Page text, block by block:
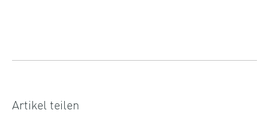
Artikel teilen